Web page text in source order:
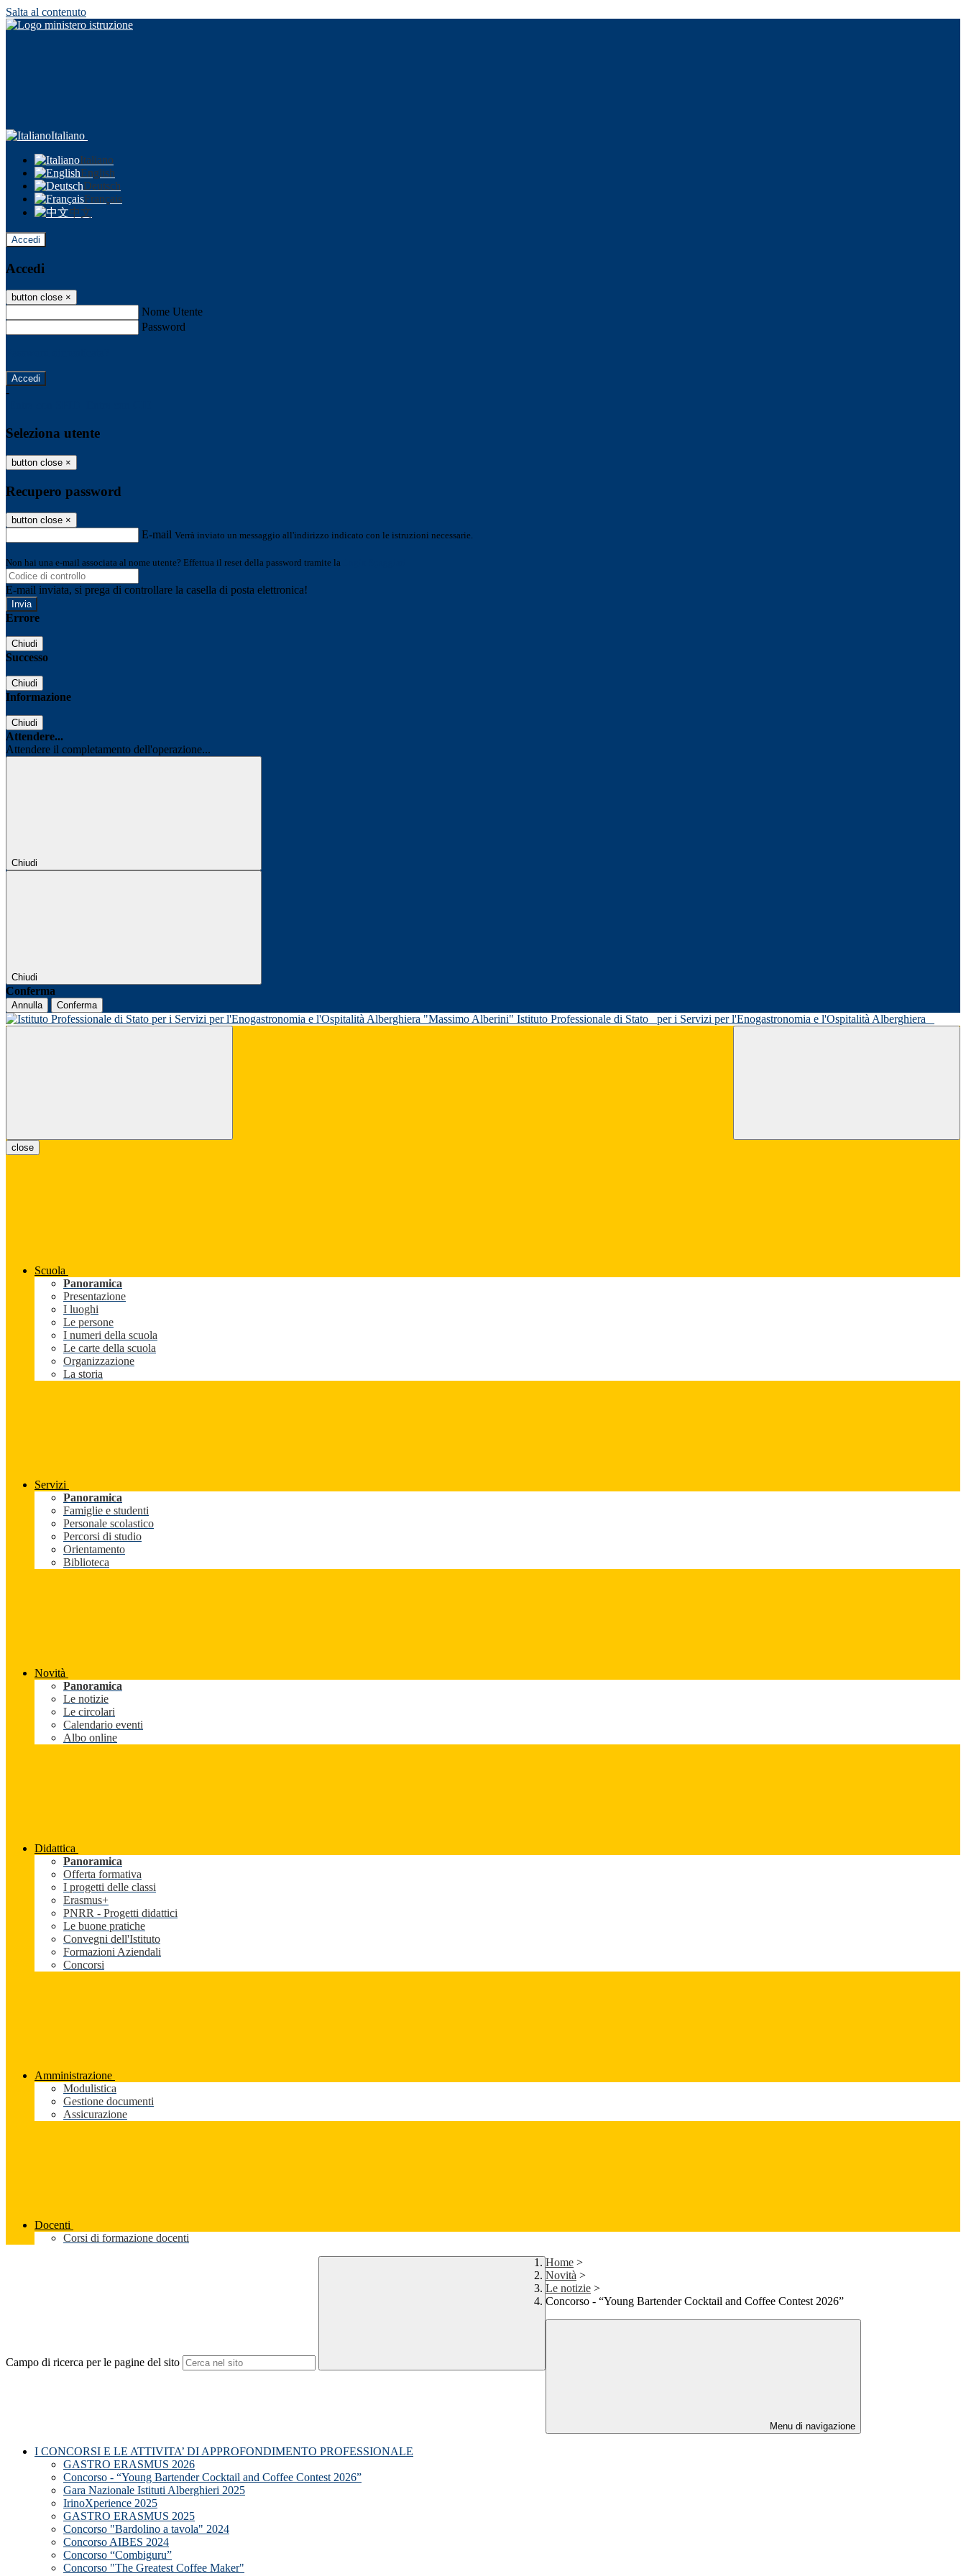
Salta al contenuto
Italiano
Italiano
English
Deutsch
Français
中文
Accedi
Accedi
button close ×
Nome Utente
Password
-
Seleziona utente
button close ×
Recupero password
button close ×
E-mail Verrà inviato un messaggio all'indirizzo indicato con le istruzioni necessarie.
Non hai una e-mail associata al nome utente? Effettua il reset della password tramite la
E-mail inviata, si prega di controllare la casella di posta elettronica!
Errore
Chiudi
Successo
Chiudi
Informazione
Chiudi
Attendere...
Attendere il completamento dell'operazione...
Chiudi
Chiudi
Conferma
Annulla Conferma
Istituto Professionale di Stato per i Servizi per l'Enogastronomia e l'Ospitalità Alberghiera
close
Scuola
Panoramica
Presentazione
I luoghi
Le persone
I numeri della scuola
Le carte della scuola
Organizzazione
La storia
Servizi
Panoramica
Famiglie e studenti
Personale scolastico
Percorsi di studio
Orientamento
Biblioteca
Novità
Panoramica
Le notizie
Le circolari
Calendario eventi
Albo online
Didattica
Panoramica
Offerta formativa
I progetti delle classi
Erasmus+
PNRR - Progetti didattici
Le buone pratiche
Convegni dell'Istituto
Formazioni Aziendali
Concorsi
Amministrazione
Modulistica
Gestione documenti
Assicurazione
Docenti
Corsi di formazione docenti
Campo di ricerca per le pagine del sito
Home >
Novità >
Le notizie >
Concorso - “Young Bartender Cocktail and Coffee Contest 2026”
Menu di navigazione
I CONCORSI E LE ATTIVITA’ DI APPROFONDIMENTO PROFESSIONALE
GASTRO ERASMUS 2026
Concorso - “Young Bartender Cocktail and Coffee Contest 2026”
Gara Nazionale Istituti Alberghieri 2025
IrinoXperience 2025
GASTRO ERASMUS 2025
Concorso "Bardolino a tavola" 2024
Concorso AIBES 2024
Concorso “Combiguru”
Concorso "The Greatest Coffee Maker"